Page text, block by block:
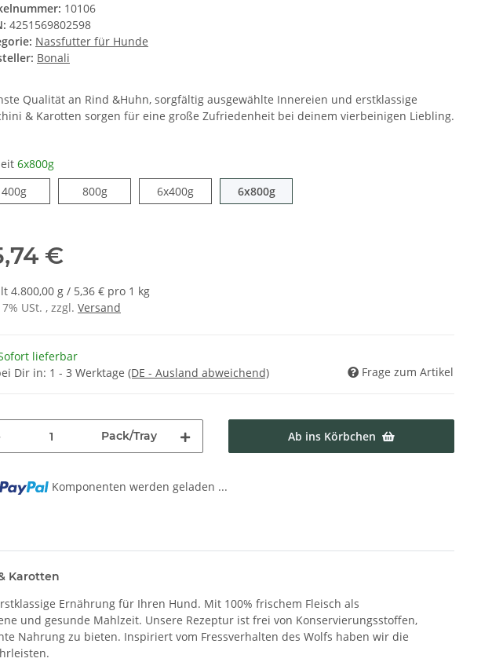
10106
4251569802598
Nassfutter für Hunde
Bonali
Qualität an Rind &Huhn, sorgfältig ausgewählte Innereien und erstklassige
& Karotten sorgen für eine große Zufriedenheit bei deinem vierbeinigen Liebling.
6x800g
400g
800g 6x400g 6x800g
€
4.800,00 g / 5,36 € pro 1 kg
USt. , zzgl. Versand
lieferbar
Dir in: 1 - 3 Werktage (DE - Ausland abweichend) Frage zum Artikel
Pack/Tray Ab ins Körbchen
Komponenten werden geladen ...
Karotten
Ernährung für Ihren Hund. Mit 100% frischem Fleisch als
und gesunde Mahlzeit. Unsere Rezeptur ist frei von Konservierungsstoffen,
Nahrung zu bieten. Inspiriert vom Fressverhalten des Wolfs haben wir die